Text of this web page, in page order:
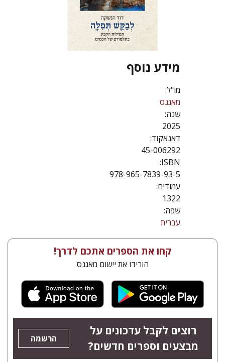
מידע נוסף
מו"ל:
מאגנס
שנה:
2025
דאנאקוד:
45-006292
ISBN:
978-965-7839-93-5
עמודים:
1322
שפה:
עברית
קחו את הספרים אתכם לדרך!
הורידו את יישום מאגנס
רוצים לקבל עדכונים על
מבצעים וספרים חדשים?
הרשמה